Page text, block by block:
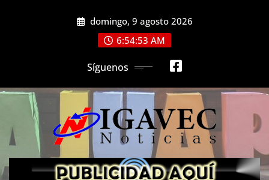
domingo, 9 agosto 2026
6:54:55 AM
Síguenos